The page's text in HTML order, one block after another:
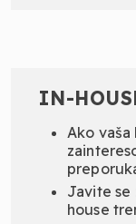
IN-
Ako vaša
Javite se
house